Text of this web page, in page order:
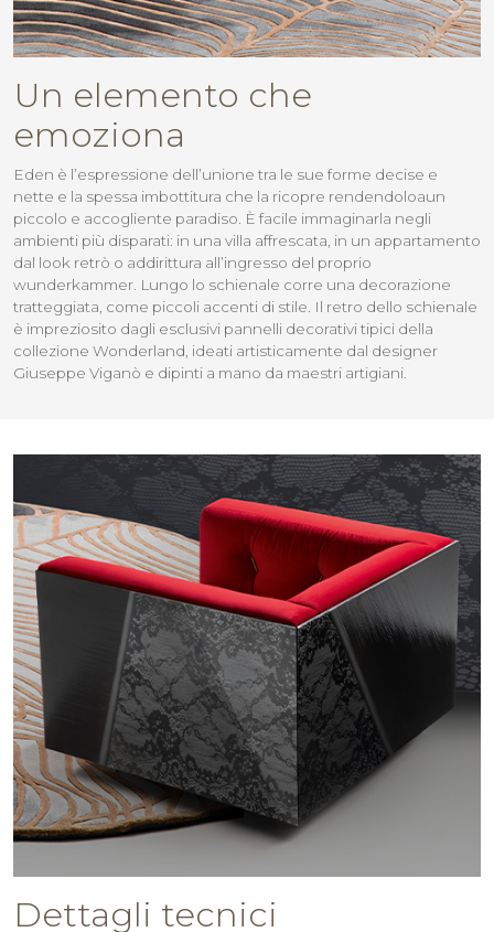
Un elemento che
emoziona
Eden è l’espressione dell’unione tra le sue forme decise e
nette e la spessa imbottitura che la ricopre rendendoloaun
piccolo e accogliente paradiso. È facile immaginarla negli
ambienti più disparati: in una villa affrescata, in un appartamento
dal look retrò o addirittura all’ingresso del proprio
wunderkammer. Lungo lo schienale corre una decorazione
tratteggiata, come piccoli accenti di stile. Il retro dello schienale
è impreziosito dagli esclusivi pannelli decorativi tipici della
collezione Wonderland, ideati artisticamente dal designer
Giuseppe Viganò e dipinti a mano da maestri artigiani.
Dettagli tecnici